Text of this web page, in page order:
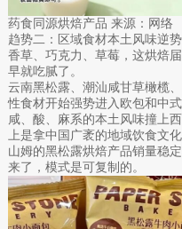
药食同源烘焙产品 来源：网络
趋势二：区域食材本土风味逆
香草、巧克力、草莓，这烘焙
早就吃腻了。
云南黑松露、潮汕咸甘草橄榄
性食材开始强势进入欧包和中式
咸、酸、麻系的本土风味撞上
上是拿中国广袤的地域饮食文
山姆的黑松露烘焙产品销量稳
来了，模式是可复制的。